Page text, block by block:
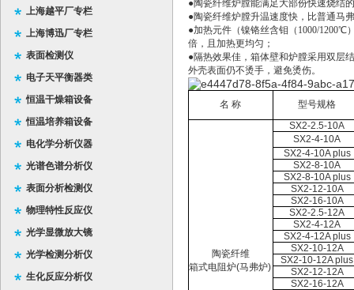
上海越平厂专栏
上海博迅厂专栏
表面检测仪
电子天平衡器类
恒温干燥箱设备
恒温培养箱设备
电化学分析仪器
光谱色谱分析仪
表面分析检测仪
物理特性反应仪
光学显微放大镜
光学检测分析仪
生化反应分析仪
●陶瓷纤维炉膛能满足大部份快速烧结
●陶瓷纤维炉膛升温速度快，比普通马
●加热元件（镍铬丝含钼（ 1000/1200℃
倍，且加热更均匀；
●隔热效果佳，箱体壁和炉膛采用双层
外壳表面仍不烫手，避免烫伤。
名 称 型号规格
陶瓷纤维
箱式电阻炉(马弗炉)
SX2-2.5-10A
SX2-4-10A
SX2-4-10A plus
SX2-8-10A
SX2-8-10A plus
SX2-12-10A
SX2-16-10A
SX2-2.5-12A
SX2-4-12A
SX2-4-12A plus
SX2-10-12A
SX2-10-12A plus
SX2-12-12A
SX2-16-12A